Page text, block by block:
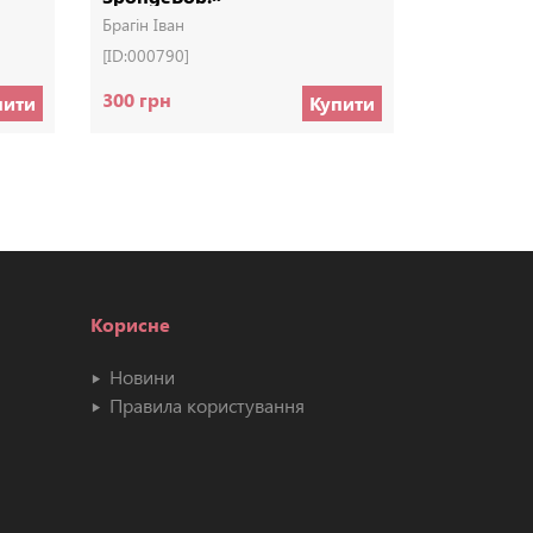
Брагін Іван
[ID:000790]
300 грн Купити
Корисне
Новини
Правила користування